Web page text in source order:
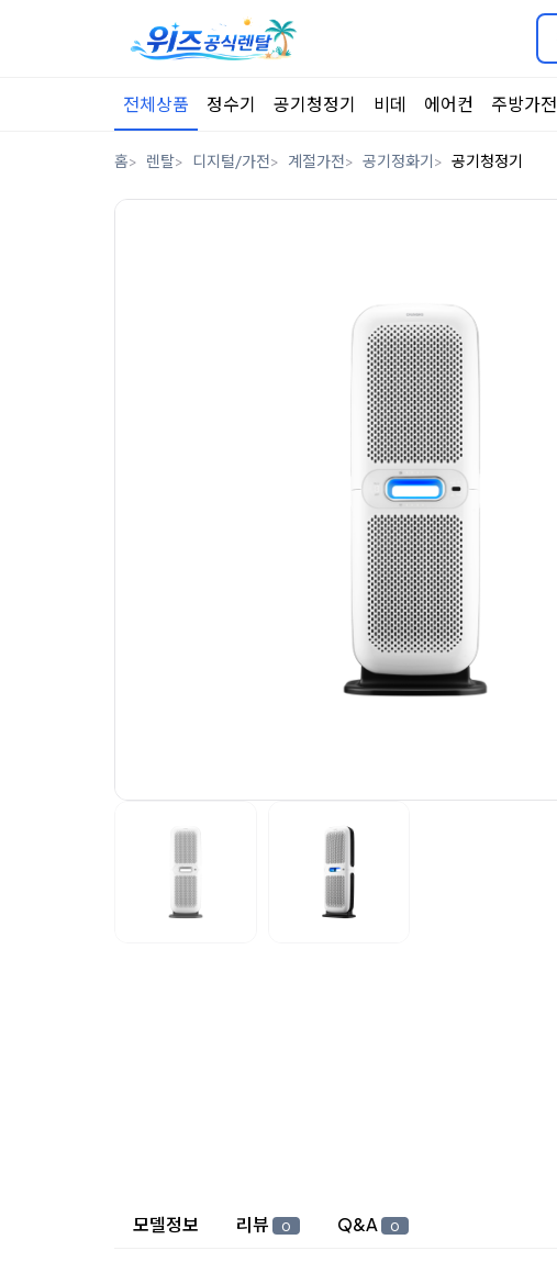
전체상품 정수기 공기청정기 비데 에어컨 주방가전
홈 렌탈 디지털/가전 계절가전 공기정화기 공기청정기
상세 정보
모델정보 리뷰 0 Q&A 0